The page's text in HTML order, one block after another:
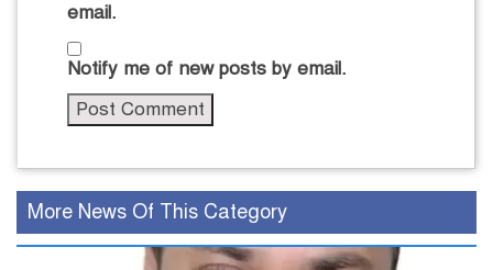
email.
Notify me of new posts by email.
More News Of This Category